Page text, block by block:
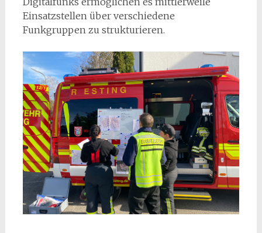
Einsatzstellen über verschiedene
Funkgruppen zu strukturieren.